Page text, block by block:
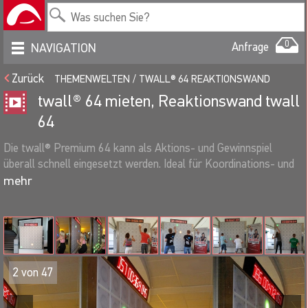
NAVIGATION Anfrage 0
Zurück THEMENWELTEN TWALL® 64 REAKTIONSWAND
twall® 64 mieten, Reaktionswand twall
64
Die twall® Premium 64 kann als Aktions- und Gewinnspiel
überall schnell eingesetzt werden. Ideal für Koordinations- und
Reaktionsübungen, Ausdauertrainings, direkten Wettkampf mit
Zweikampf direkt gegeneinander! Trainieren Sie Reaktion und
Koordination beim Spiel gegen die Uhr an der twall 64. Es geht
darum schnell, möglichst viele zufällig nacheinander
aufleuchtende Tastfelder schnellen Druck auf die Panels zu
deaktivieren. Geeignet für Groß und Klein, die Höhe der aktiven
2 von 47